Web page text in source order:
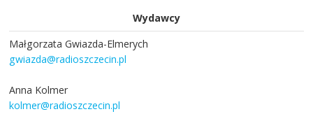
Wydawcy
Małgorzata Gwiazda-Elmerych
gwiazda@radioszczecin.pl
Anna Kolmer
kolmer@radioszczecin.pl